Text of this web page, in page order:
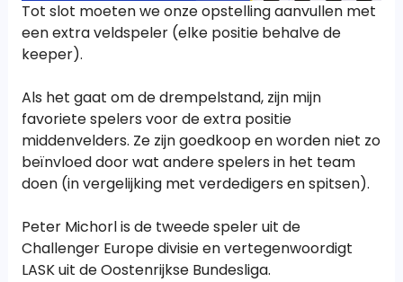
Tot slot moeten we onze opstelling aanvullen met
een extra veldspeler (elke positie behalve de
keeper).
Als het gaat om de drempelstand, zijn mijn
favoriete spelers voor de extra positie
middenvelders. Ze zijn goedkoop en worden niet zo
beïnvloed door wat andere spelers in het team
doen (in vergelijking met verdedigers en spitsen).
Peter Michorl is de tweede speler uit de
Challenger Europe divisie en vertegenwoordigt
LASK uit de Oostenrijkse Bundesliga.